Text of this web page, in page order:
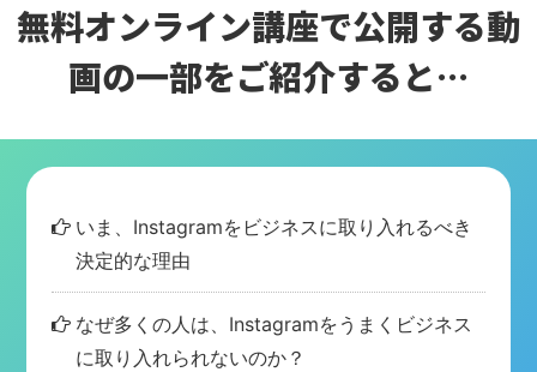
無料オンライン講座で公開する動
画の一部をご紹介すると…
いま、Instagramをビジネスに取り入れるべき
決定的な理由
なぜ多くの人は、Instagramをうまくビジネス
に取り入れられないのか？